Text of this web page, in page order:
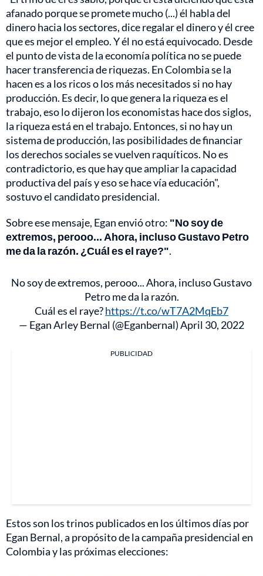
afanado porque se promete mucho (...) él habla del
dinero hacia los sectores, dice regalar el dinero y él cree
que es mejor el empleo. Y él no está equivocado. Desde
el punto de vista de la economía política no se puede
hacer transferencia de riquezas. En Colombia se la
hacen es a los ricos o los más necesitados si no hay
producción. Es decir, lo que genera la riqueza es el
trabajo, eso lo dijeron los economistas hace dos siglos,
la riqueza está en el trabajo. Entonces, si no hay un
sistema de producción, las posibilidades de financiar
los derechos sociales se vuelven raquíticos. No es
contradictorio, es que hay que ampliar la capacidad
productiva del país y eso se hace vía educación",
sostuvo el candidato presidencial.
Sobre ese mensaje, Egan envió otro: "No soy de
extremos, perooo... Ahora, incluso Gustavo Petro
me da la razón. ¿Cuál es el raye?".
No soy de extremos, perooo... Ahora, incluso Gustavo
Petro me da la razón.
Cuál es el raye?https://t.co/wT7A2MqEb7
— Egan Arley Bernal (@Eganbernal)April 30, 2022
PUBLICIDAD
Estos son los trinos publicados en los últimos días por
Egan Bernal, a propósito de la campaña presidencial en
Colombia y las próximas elecciones: